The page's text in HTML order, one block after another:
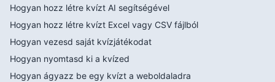
Hogyan hozz létre kvízt AI segítségével
Hogyan hozz létre kvízt Excel vagy CSV fájlból
Hogyan vezesd saját kvízjátékodat
Hogyan nyomtasd ki a kvízed
Hogyan ágyazz be egy kvízt a weboldaladra